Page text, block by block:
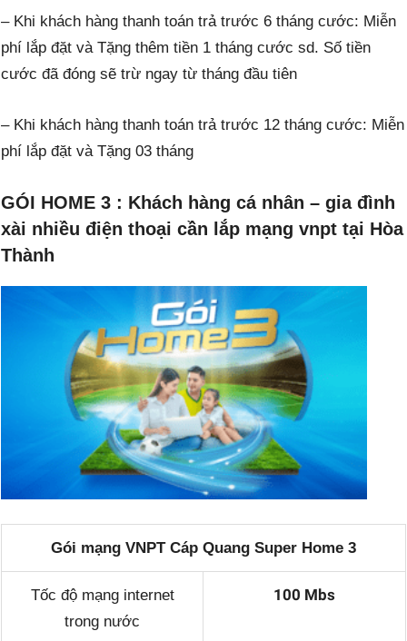
– Khi khách hàng thanh toán trả trước 6 tháng cước: Miễn
phí lắp đặt và Tặng thêm tiền 1 tháng cước sd. Số tiền
cước đã đóng sẽ trừ ngay từ tháng đầu tiên
– Khi khách hàng thanh toán trả trước 12 tháng cước: Miễn
phí lắp đặt và Tặng 03 tháng
GÓI HOME 3 : Khách hàng cá nhân – gia đình
xài nhiều điện thoại cần lắp mạng vnpt tại Hòa
Thành
Gói mạng VNPT Cáp Quang Super Home 3
Tốc độ mạng internet
trong nước
100 Mbs